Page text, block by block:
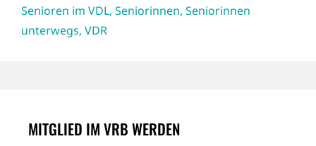
Senioren im VDL, Seniorinnen, Seniorinnen
unterwegs, VDR
MITGLIED IM VRB WERDEN